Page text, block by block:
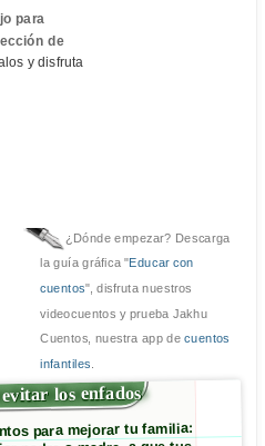
para
de
y disfruta
¿Dónde empezar? Descarga
la guía gráfica "Educar con
cuentos", disfruta nuestros
videocuentos y prueba Jakhu
Cuentos, nuestra app decuentos
infantiles
los enfados
para mejorar tu familia: